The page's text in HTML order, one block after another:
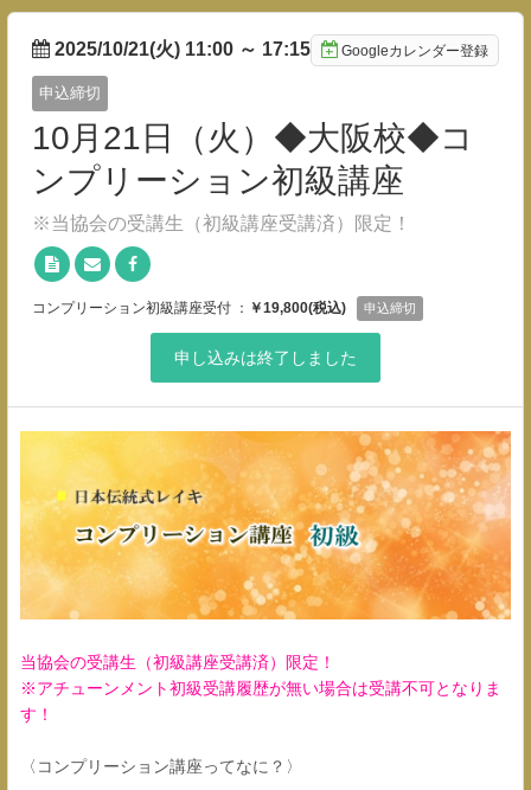
2025/10/21(火) 11:00 ～ 17:15 Googleカレンダー登録
申込締切
10月21日（火）◆大阪校◆コ
ンプリーション初級講座
※当協会の受講生（初級講座受講済）限定！
コンプリーション初級講座受付 ： ￥19,800(税込) 申込締切
申し込みは終了しました
当協会の受講生（初級講座受講済）限定！
※アチューンメント初級受講履歴が無い場合は受講不可となりま
す！
〈コンプリーション講座ってなに？〉